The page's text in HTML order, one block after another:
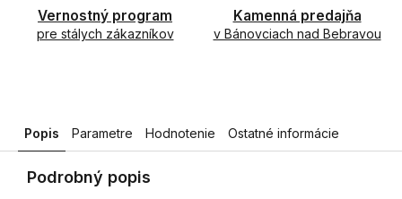
Vernostný program
pre stálych zákazníkov
Kamenná predajňa
v Bánovciach nad Bebravou
Popis Parametre Hodnotenie Ostatné informácie
Podrobný popis